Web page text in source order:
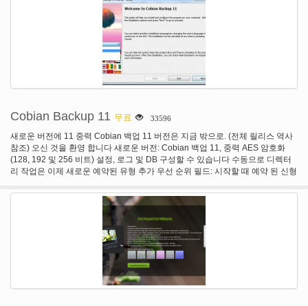
Cobian Backup 11 무료 33596
새로운 버전에 11 중력 Cobian 백업 11 버전은 지금 밖으로. (전체 릴리스 역사
참조) 오신 것을 환영 합니다 새로운 버전: Cobian 백업 11, 중력 AES 암호화
(128, 192 및 256 비트) 설정, 로그 및 DB 구성할 수 있습니다 수동으로 디렉터
리 작업은 이제 새로운 예약된 유형 추가 우선 순위 필드: 시작할 때 예약 된 신형
전체 프로그램 수 이제 자동으로 삭제 오래 된 파일 일시 중지 및 최대 절전 모드
는 지금 이벤트 소스 및 목적지는 지금 정렬 될 수 있도록 주의 요일이 고정된을
선택할 수 있습니다 이제 차등 백업도 수를 제한할 수 있습니다 이제 "탐색기"로
삭제 빈 디렉토리는 지금 작업 속성 많은 새로운 매개 변수의 지금 사용할 수 있
습니다 (도움말 파일을 참조) 작업 목록 이제 분할 될 수 있다 포함 및 제외 배열
될 수 있다 지금 그룹에서 조직에서 Deleter 지금 안전 미러 디렉터리 유지 지금
지금 설치 프로그램은 지금 이벤트 향상 된 응용 프로그램 작업을 연결할 수 있
습니다 원래 디렉터리 구조는 모든 가능한 데스크톱 오래 된 암호화 방법에서 이
제 폐쇄 수 이제 사용 되지 않습니다. 여러 소스를 삭제할 수 있습니다 암호 해독